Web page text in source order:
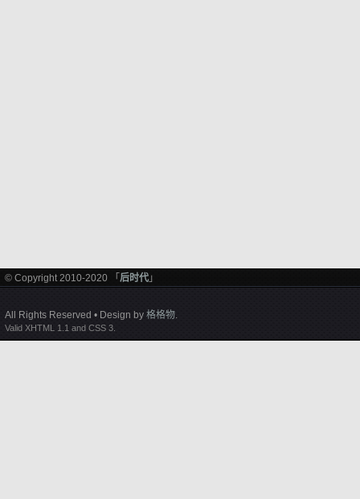
© Copyright 2010-2020 「 后时代 」
All Rights Reserved • Design by 格格物.
Valid XHTML 1.1 and CSS 3.